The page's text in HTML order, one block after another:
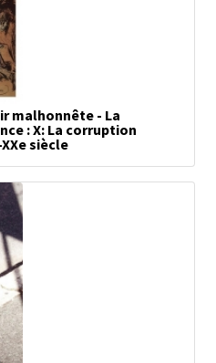
malhonnête - La
: X: La corruption
siècle